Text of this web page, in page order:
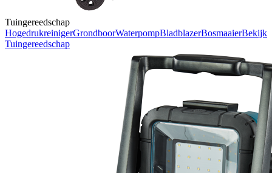
Tuingereedschap
HogedrukreinigerGrondboorWaterpompBladblazerBosmaaierBekijk
Tuingereedschap